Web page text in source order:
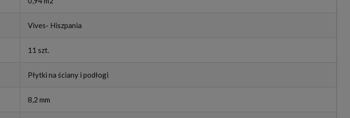
Vives- Hiszpania
11 szt.
Płytki na ściany i podłogi
8,2 mm